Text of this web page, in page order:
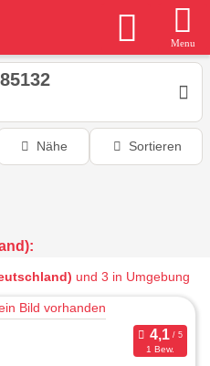
Menu
Nähe Sortieren
und 3 in Umgebung
1 Bew.